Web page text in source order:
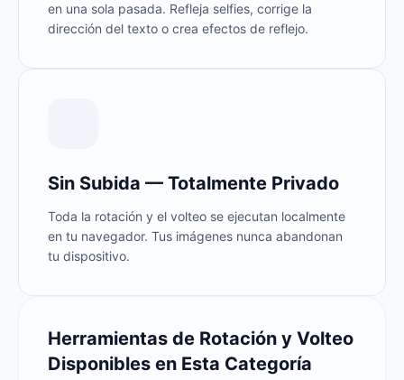
en una sola pasada. Refleja selfies, corrige la
dirección del texto o crea efectos de reflejo.
Sin Subida — Totalmente Privado
Toda la rotación y el volteo se ejecutan localmente
en tu navegador. Tus imágenes nunca abandonan
tu dispositivo.
Herramientas de Rotación y Volteo
Disponibles en Esta Categoría